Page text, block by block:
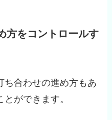
方をコントロールす
ち合わせの進め方もあ
ができます。